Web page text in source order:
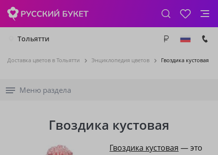
Тольятти
Доставка цветов в Тольятти Энциклопедия цветов Гвоздика кустовая
Меню раздела
Гвоздика кустовая
Гвоздика кустовая — это